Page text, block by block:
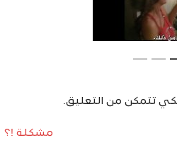
تتمكن من التعليق.
مشكلة !؟